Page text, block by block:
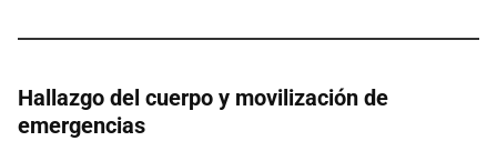
Hallazgo del cuerpo y movilización de
emergencias